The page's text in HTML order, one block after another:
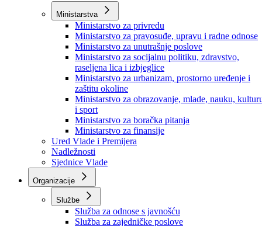
Vlada BPK Goražde
Premijer
Članovi Vlade
Ministarstva
Ministarstvo za privredu
Ministarstvo za pravosuđe, upravu i radne odnose
Ministarstvo za unutrašnje poslove
Ministarstvo za socijalnu politiku, zdravstvo,
raseljena lica i izbjeglice
Ministarstvo za urbanizam, prostorno uređenje i
zaštitu okoline
Ministarstvo za obrazovanje, mlade, nauku,
i sport
Ministarstvo za boračka pitanja
Ministarstvo za finansije
Ured Vlade i Premijera
Nadležnosti
Sjednice Vlade
Organizacije